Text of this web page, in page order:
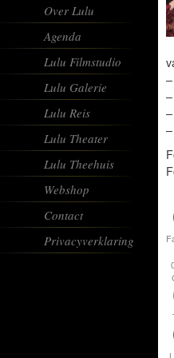
Over Lulu
Agenda
Lulu Filmstudio
Lulu Galerie
Lulu Reis
Lulu Theater
Lulu Theehuis
Webshop
Contact
Privacyverklaring